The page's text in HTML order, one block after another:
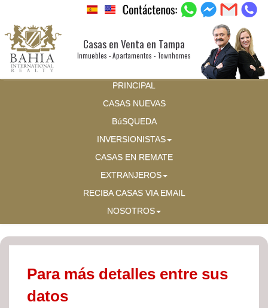
Casas en Venta en Tampa
Inmuebles - Apartamentos - Townhomes
PRINCIPAL
CASAS NUEVAS
BúSQUEDA
INVERSIONISTAS
CASAS EN REMATE
EXTRANJEROS
RECIBA CASAS VIA EMAIL
NOSOTROS
Para más detalles entre sus
datos